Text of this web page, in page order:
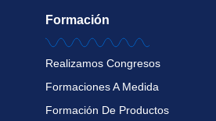
Formación
Realizamos Congresos
Formaciones A Medida
Formación De Productos